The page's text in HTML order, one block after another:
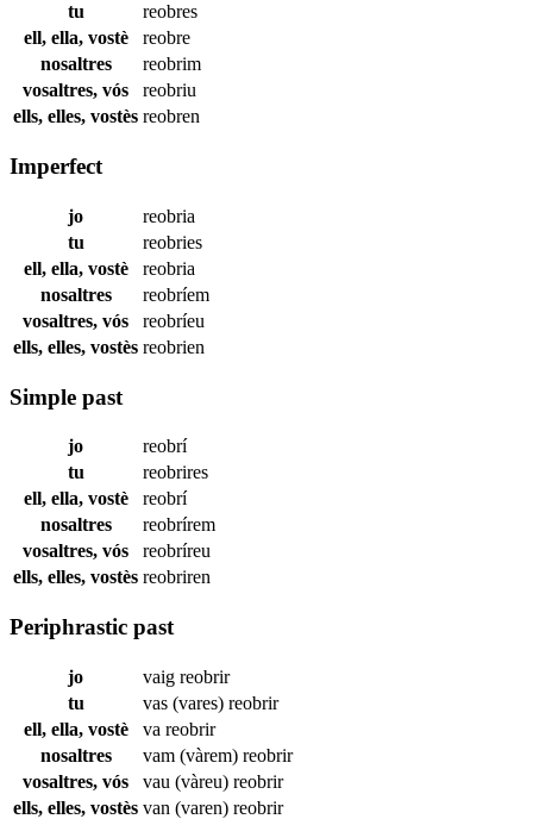
tu
reobres
ell, ella, vostè
reobre
nosaltres
reobrim
vosaltres, vós
reobriu
ells, elles, vostès reobren
Imperfect
jo
reobria
tu
reobries
ell, ella, vostè
reobria
nosaltres
reobríem
vosaltres, vós
reobríeu
ells, elles, vostès reobrien
Simple past
jo
reobrí
tu
reobrires
ell, ella, vostè
reobrí
nosaltres
reobrírem
vosaltres, vós
reobríreu
ells, elles, vostès reobriren
Periphrastic past
jo vaig reobrir
tu
vas (vares) reobrir
ell, ella, vostè
va reobrir
nosaltres
vam (vàrem) reobrir
vosaltres, vós
vau (vàreu) reobrir
ells, elles, vostès van (varen) reobrir